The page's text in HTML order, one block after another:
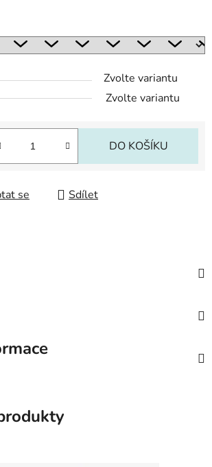
Zvolte variantu
Zvolte variantu
DO KOŠÍKU
se Sdílet